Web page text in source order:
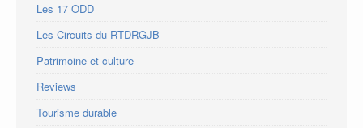
Les 17 ODD
Les Circuits du RTDRGJB
Patrimoine et culture
Reviews
Tourisme durable